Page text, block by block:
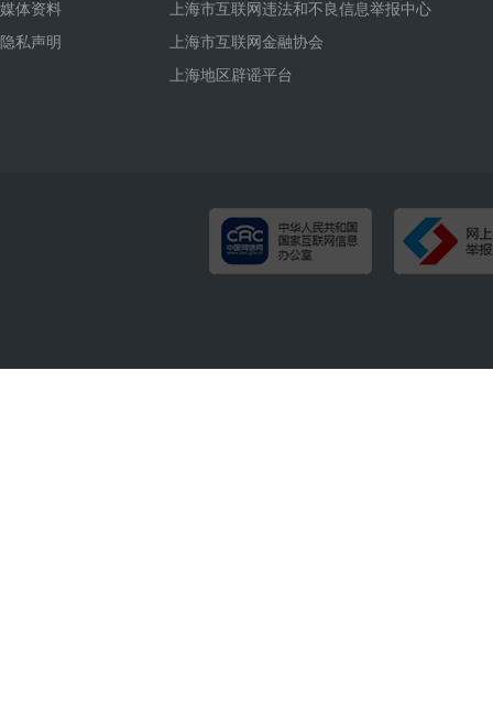
媒体资料
隐私声明
上海市互联网违法和不良信息举报中心
上海市互联网金融协会
上海地区辟谣平台